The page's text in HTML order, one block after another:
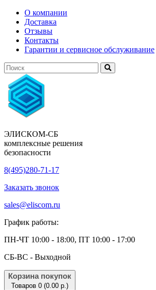
О компании
Доставка
Отзывы
Контакты
Гарантии и сервисное обслуживание
ЭЛИСКОМ-СБ
комплексные решения
безопасности
8(495)280-71-17
Заказать звонок
sales@eliscom.ru
График работы:
ПН-ЧТ 10:00 - 18:00, ПТ 10:00 - 17:00
CБ-ВС - Выходной
Корзина покупок
Товаров 0 (0.00 р.)